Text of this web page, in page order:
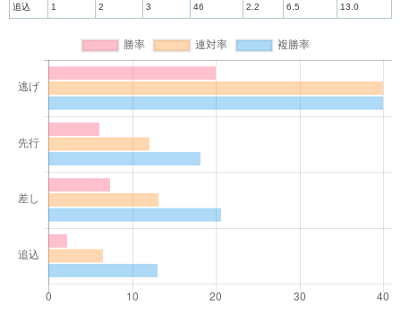
追込 1 2 3 46 2.2 6.5 13.0